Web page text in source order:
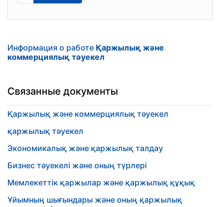
Информация о работе Қаржылық және
коммерциялық тәуекел
Связанные документы
Қаржылық және коммерциялық тәуекел
қаржылық тәуекел
Экономикалық және қаржылық талдау
Бизнес тәуекелі және оның түрлері
Мемлекеттік қаржылар және қаржылық құқық
Ұйымның шығындары және оның қаржылық